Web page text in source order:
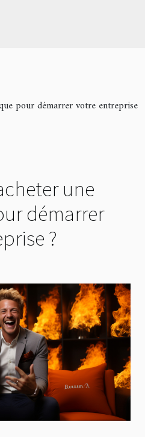
pour démarrer votre entreprise
une
démarrer
?